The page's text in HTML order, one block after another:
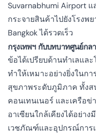
Suvarnabhumi Airport
กระจายสินค้าไปยังโรงพ
Bangkok ได้รวดเร็ว
กรุงเทพฯ กับบทบาทศูนย์ก
ข้อได้เปรียบด้านทำเลแล
ทำให้เหมาะอย่างยิ่งในก
สุขภาพระดับภูมิภาค ทั้ง
คอนเทนเนอร์ และเครือข่
อาเซียนใกล้เคียงได้อย่า
เวชภัณฑ์และอุปกรณ์การ